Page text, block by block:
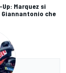
Marquez si
che